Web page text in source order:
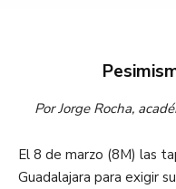
Por Jorge Rocha,
El 8 de marzo (8M) las
Guadalajara para exigir